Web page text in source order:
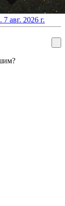
7 авг. 2026 г.